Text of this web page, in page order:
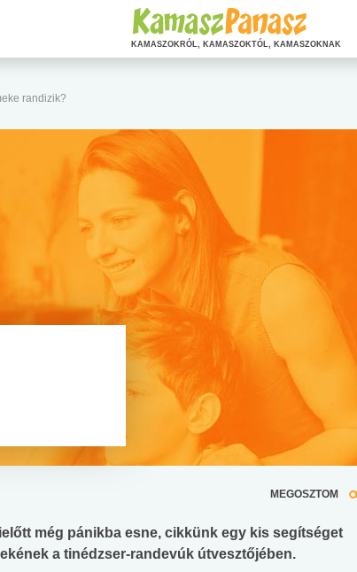
randizik?
MEGOSZTOM
még pánikba esne, cikkünk egy kis segítséget
a tinédzser-randevúk útvesztőjében.
KAMASZOKRÓL, KAMASZOKTÓL, KAMASZOKNAK